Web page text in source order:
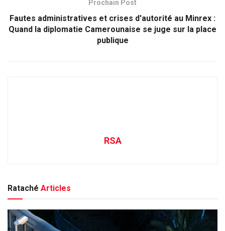
Prochain Post
Fautes administratives et crises d'autorité au Minrex :
Quand la diplomatie Camerounaise se juge sur la place
publique
RSA
Rataché Articles